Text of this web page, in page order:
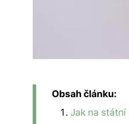
Obsah článku:
Jak na